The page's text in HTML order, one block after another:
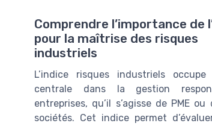
Comprendre l’importance de
pour la maîtrise des risques
industriels
L’indice risques industriels
centrale dans la gestion
entreprises, qu’il s’agisse de PME
sociétés. Cet indice permet